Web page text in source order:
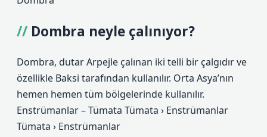
Dombra neyle çalınıyor?
Dombra, dutar Arpejle çalınan iki telli bir çalgıdır ve
özellikle Baksi tarafından kullanılır. Orta Asya’nın
hemen hemen tüm bölgelerinde kullanılır.
Enstrümanlar – Tümata Tümata › Enstrümanlar
Tümata › Enstrümanlar